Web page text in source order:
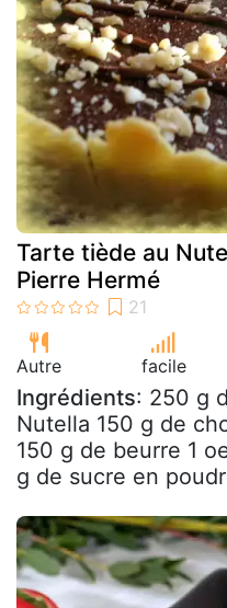
Tarte tiède au
Pierre Hermé
Autre facile
Ingrédients: 250 g
Nutella 150 g de
150 g de beurre 1
g de sucre en